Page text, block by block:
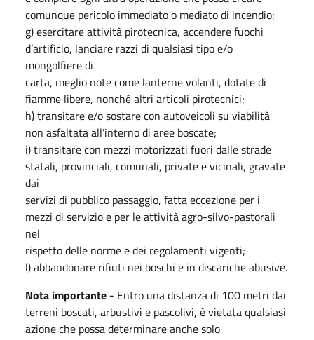
comunque pericolo immediato o mediato di incendio;
g) esercitare attività pirotecnica, accendere fuochi
d’artificio, lanciare razzi di qualsiasi tipo e/o
mongolfiere di
carta, meglio note come lanterne volanti, dotate di
fiamme libere, nonché altri articoli pirotecnici;
h) transitare e/o sostare con autoveicoli su viabilità
non asfaltata all’interno di aree boscate;
i) transitare con mezzi motorizzati fuori dalle strade
statali, provinciali, comunali, private e vicinali, gravate
dai
servizi di pubblico passaggio, fatta eccezione per i
mezzi di servizio e per le attività agro-silvo-pastorali
nel
rispetto delle norme e dei regolamenti vigenti;
l) abbandonare rifiuti nei boschi e in discariche abusive.
Nota importante - Entro una distanza di 100 metri dai
terreni boscati, arbustivi e pascolivi, è vietata qualsiasi
azione che possa determinare anche solo